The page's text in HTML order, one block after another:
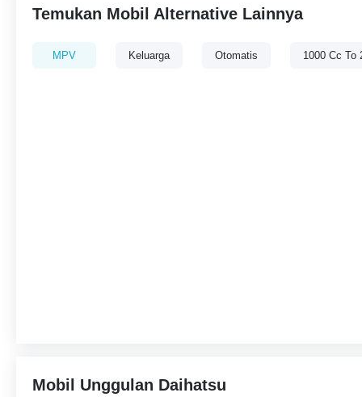
Temukan Mobil Alternative Lainnya
MPV Keluarga Otomatis 1000 Cc To
Mobil Unggulan Daihatsu